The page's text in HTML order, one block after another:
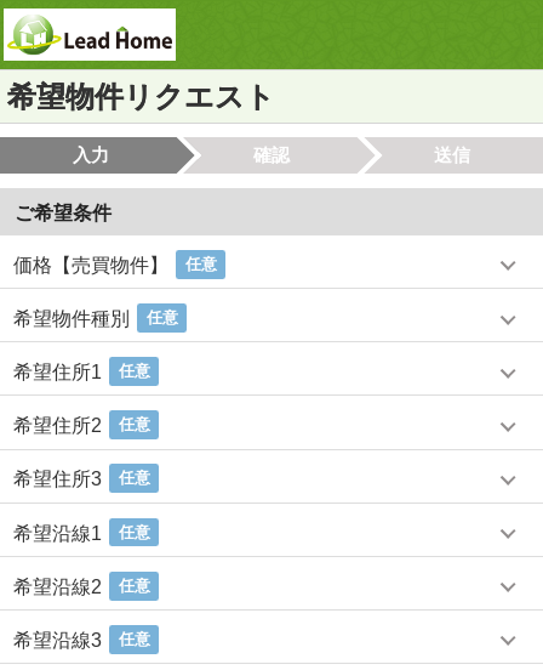
希望物件リクエスト
入力 確認 送信
ご希望条件
価格【売買物件】 任意
希望物件種別 任意
希望住所1 任意
希望住所2 任意
希望住所3 任意
希望沿線1 任意
希望沿線2 任意
希望沿線3 任意